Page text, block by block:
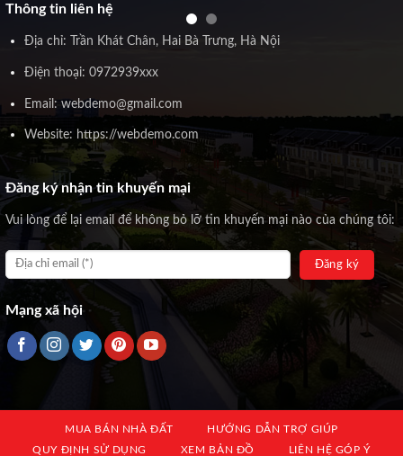
Thông tin liên hệ
Địa chỉ: Trần Khát Chân, Hai Bà Trưng, Hà Nội
Điện thoại: 0972939xxx
Email: webdemo@gmail.com
Website: https://webdemo.com
Đăng ký nhận tin khuyến mại
Vui lòng để lại email để không bỏ lỡ tin khuyến mại nào của chúng tôi:
Mạng xã hội
MUA BÁN NHÀ ĐẤT
HƯỚNG DẪN TRỢ GIÚP
QUY ĐỊNH SỬ DỤNG
XEM BẢN ĐỒ LIÊN HỆ GÓP Ý